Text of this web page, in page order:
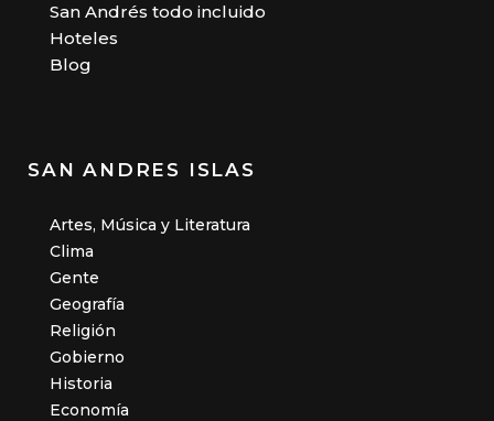
San Andrés todo incluido
Hoteles
Blog
SAN ANDRES ISLAS
Artes, Música y Literatura
Clima
Gente
Geografía
Religión
Gobierno
Historia
Economía